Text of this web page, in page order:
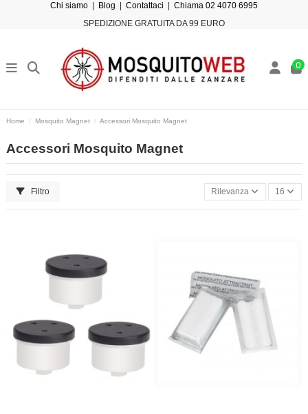
Chi siamo Blog Contattaci
Chiama 02 4070 6995
SPEDIZIONE GRATUITA DA 99 EURO
0
Home Mosquito Magnet Accessori Mosquito Magnet
Accessori Mosquito Magnet
Filtro Rilevanza 16